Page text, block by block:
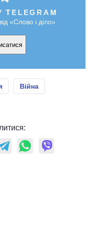
«Слово і діло»
Війна